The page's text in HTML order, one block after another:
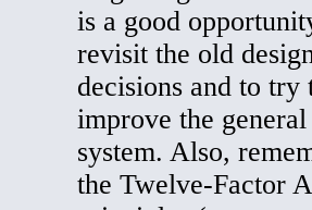
is a good
revisit the old
decisions and to try
improve the general
system. Also,
the Twelve-Factor